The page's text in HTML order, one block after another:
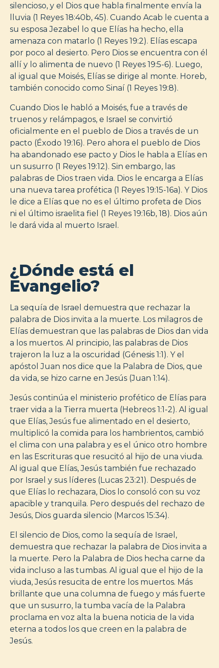
silencioso, y el Dios que habla finalmente envía la
lluvia (1 Reyes 18:40b, 45). Cuando Acab le cuenta a
su esposa Jezabel lo que Elías ha hecho, ella
amenaza con matarlo (1 Reyes 19:2). Elías escapa
por poco al desierto. Pero Dios se encuentra con él
allí y lo alimenta de nuevo (1 Reyes 19:5-6). Luego,
al igual que Moisés, Elías se dirige al monte. Horeb,
también conocido como Sinaí (1 Reyes 19:8).
Cuando Dios le habló a Moisés, fue a través de
truenos y relámpagos, e Israel se convirtió
oficialmente en el pueblo de Dios a través de un
pacto (Éxodo 19:16). Pero ahora el pueblo de Dios
ha abandonado ese pacto y Dios le habla a Elías en
un susurro (1 Reyes 19:12). Sin embargo, las
palabras de Dios traen vida. Dios le encarga a Elías
una nueva tarea profética (1 Reyes 19:15-16a). Y Dios
le dice a Elías que no es el último profeta de Dios
ni el último israelita fiel (1 Reyes 19:16b, 18). Dios aún
le dará vida al muerto Israel.
¿Dónde está el
Evangelio?
La sequía de Israel demuestra que rechazar la
palabra de Dios invita a la muerte. Los milagros de
Elías demuestran que las palabras de Dios dan vida
a los muertos. Al principio, las palabras de Dios
trajeron la luz a la oscuridad (Génesis 1:1). Y el
apóstol Juan nos dice que la Palabra de Dios, que
da vida, se hizo carne en Jesús (Juan 1:14).
Jesús continúa el ministerio profético de Elías para
traer vida a la Tierra muerta (Hebreos 1:1-2). Al igual
que Elías, Jesús fue alimentado en el desierto,
multiplicó la comida para los hambrientos, cambió
el clima con una palabra y es el único otro hombre
en las Escrituras que resucitó al hijo de una viuda.
Al igual que Elías, Jesús también fue rechazado
por Israel y sus líderes (Lucas 23:21). Después de
que Elías lo rechazara, Dios lo consoló con su voz
apacible y tranquila. Pero después del rechazo de
Jesús, Dios guarda silencio (Marcos 15:34).
El silencio de Dios, como la sequía de Israel,
demuestra que rechazar la palabra de Dios invita a
la muerte. Pero la Palabra de Dios hecha carne da
vida incluso a las tumbas. Al igual que el hijo de la
viuda, Jesús resucita de entre los muertos. Más
brillante que una columna de fuego y más fuerte
que un susurro, la tumba vacía de la Palabra
proclama en voz alta la buena noticia de la vida
eterna a todos los que creen en la palabra de
Jesús.